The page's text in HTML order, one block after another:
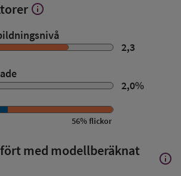
Visa
om
Bakgrundsfaktorer
info
2,3
2,0%
56%flickor
med modellberäknat
Visa
info